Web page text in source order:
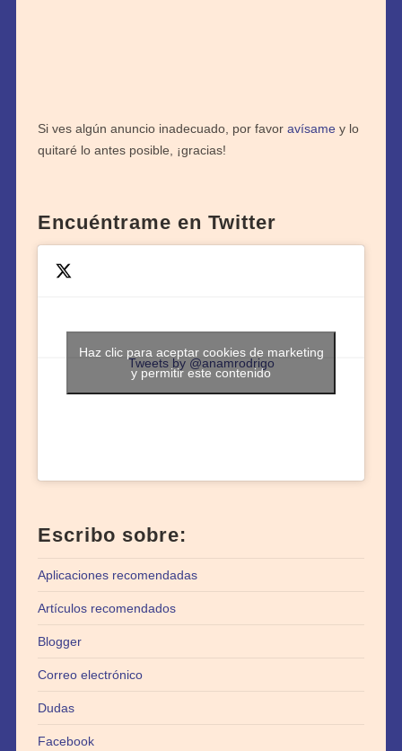
Si ves algún anuncio inadecuado, por favor avísamey lo
quitaré lo antes posible, ¡gracias!
Encuéntrame en Twitter
Tweets by @anamrodrigo
Haz clic para aceptar cookies de marketing
y permitir este contenido
Escribo sobre:
Aplicaciones recomendadas
Artículos recomendados
Blogger
Correo electrónico
Dudas
Facebook